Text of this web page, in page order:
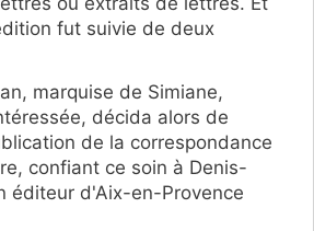
fut suivie de deux
marquise de Simiane,
décida alors de
de la correspondance
confiant ce soin à Denis-
éditeur d'Aix-en-Provence